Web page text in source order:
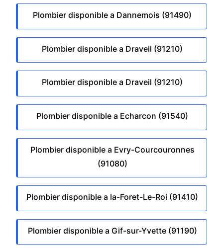
Plombier disponible a Dannemois (91490)
Plombier disponible a Draveil (91210)
Plombier disponible a Draveil (91210)
Plombier disponible a Echarcon (91540)
Plombier disponible a Evry-Courcouronnes
(91080)
Plombier disponible a la-Foret-Le-Roi (91410)
Plombier disponible a Gif-sur-Yvette (91190)